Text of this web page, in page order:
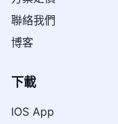
聯絡我們
博客
下載
IOS App